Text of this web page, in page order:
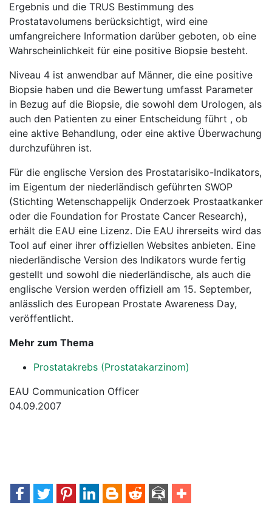
Ergebnis und die TRUS Bestimmung des
Prostatavolumens berücksichtigt, wird eine
umfangreichere Information darüber geboten, ob eine
Wahrscheinlichkeit für eine positive Biopsie besteht.
Niveau 4 ist anwendbar auf Männer, die eine positive
Biopsie haben und die Bewertung umfasst Parameter
in Bezug auf die Biopsie, die sowohl dem Urologen, als
auch den Patienten zu einer Entscheidung führt , ob
eine aktive Behandlung, oder eine aktive Überwachung
durchzuführen ist.
Für die englische Version des Prostatarisiko-Indikators,
im Eigentum der niederländisch geführten SWOP
(Stichting Wetenschappelijk Onderzoek Prostaatkanker
oder die Foundation for Prostate Cancer Research),
erhält die EAU eine Lizenz. Die EAU ihrerseits wird das
Tool auf einer ihrer offiziellen Websites anbieten. Eine
niederländische Version des Indikators wurde fertig
gestellt und sowohl die niederländische, als auch die
englische Version werden offiziell am 15. September,
anlässlich des European Prostate Awareness Day,
veröffentlicht.
Mehr zum Thema
Prostatakrebs (Prostatakarzinom)
EAU Communication Officer
04.09.2007